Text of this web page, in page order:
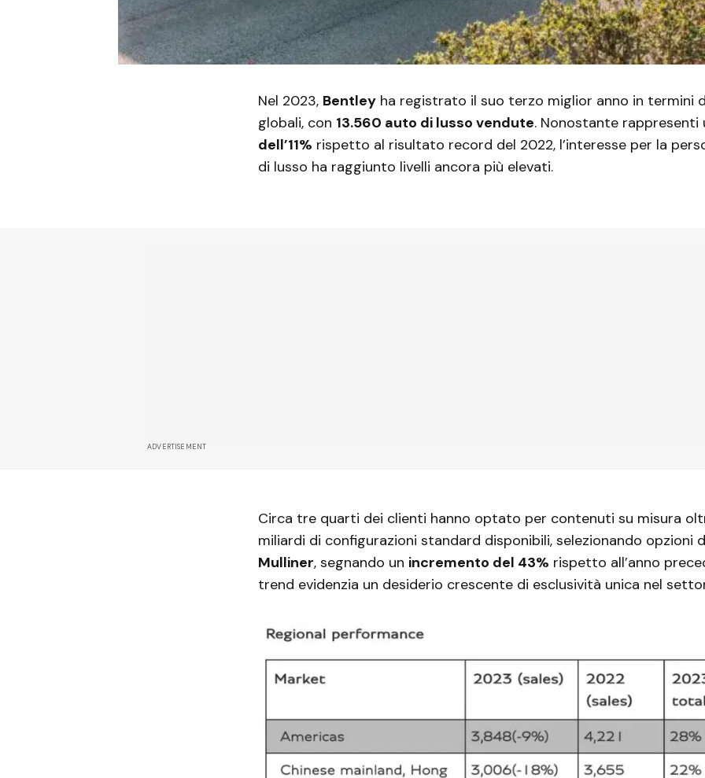
Nel 2023, Bentley ha registrato il suo terzo miglior anno in termini
globali, con 13.560 auto di lusso vendute. Nonostante rappresenti
dell’11% rispetto al risultato record del 2022, l’interesse per la
di lusso ha raggiunto livelli ancora più elevati.
ADVERTISEMENT
Circa tre quarti dei clienti hanno optato per contenuti su misura
miliardi di configurazioni standard disponibili, selezionando opzioni
Mulliner, segnando un incremento del 43% rispetto all’anno
trend evidenzia un desiderio crescente di esclusività unica nel